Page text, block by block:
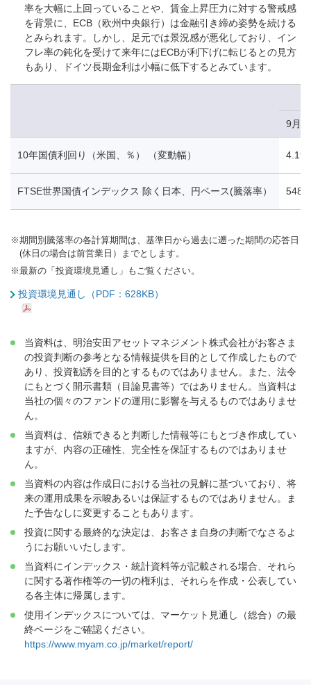
率を大幅に上回っていることや、賃金上昇圧力に対する警戒感
を背景に、ECB（欧州中央銀行）は金融引き締め姿勢を続ける
とみられます。しかし、足元では景況感が悪化しており、イン
フレ率の鈍化を受けて来年にはECBが利下げに転じるとの見方
もあり、ドイツ長期金利は小幅に低下するとみています。
9月1
10年国債利回り（米国、％） （変動幅） 4.19
FTSE世界国債インデックス 除く日本、円ベース(騰落率）
※期間別騰落率の各計算期間は、基準日から過去に遡った期間の応答日
(休日の場合は前営業日）までとします。
※最新の「投資環境見通し」もご覧ください。
投資環境見通し（PDF：628KB）
当資料は、明治安田アセットマネジメント株式会社がお客さま
の投資判断の参考となる情報提供を目的として作成したもので
あり、投資勧誘を目的とするものではありません。また、法令
にもとづく開示書類（目論見書等）ではありません。当資料は
当社の個々のファンドの運用に影響を与えるものではありませ
ん。
当資料は、信頼できると判断した情報等にもとづき作成してい
ますが、内容の正確性、完全性を保証するものではありませ
ん。
当資料の内容は作成日における当社の見解に基づいており、将
来の運用成果を示唆あるいは保証するものではありません。ま
た予告なしに変更することもあります。
投資に関する最終的な決定は、お客さま自身の判断でなさるよ
うにお願いいたします。
当資料にインデックス・統計資料等が記載される場合、それら
に関する著作権等の一切の権利は、それらを作成・公表してい
る各主体に帰属します。
使用インデックスについては、マーケット見通し（総合）の最
終ページをご確認ください。
https://www.myam.co.jp/market/report/